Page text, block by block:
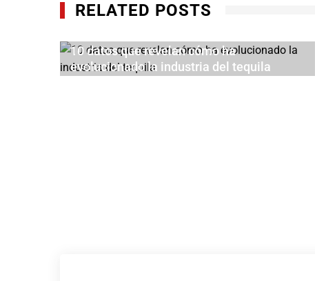
RELATED POSTS
10 datos que revelan cómo ha
evolucionado la industria del tequila